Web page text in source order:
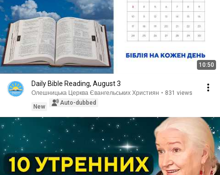
10:50
Daily Bible Reading, August 3
Олешницька Церква Євангельських Християн • 831 views
New
Auto-dubbed